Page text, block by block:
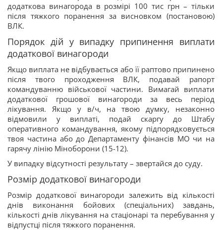
додаткова винагорода в розмірі 100 тис грн – тільки
після тяжкого поранення за висновком (постановою)
ВЛК.
Порядок дій у випадку припинення виплати
додаткової винагороди
Якщо виплата не відбувається або її раптово припинено
після твого проходження ВЛК, подавай рапорт
командуванню військової частини. Вимагай виплати
додаткової грошової винагороди за весь період
лікування. Якщо у в/ч, на твою думку, незаконно
відмовили у виплаті, подай скаргу до Штабу
оперативного командування, якому підпорядковується
твоя частина або до Департаменту фінансів МО чи на
гарячу лінію Міноборони (15-12).
У випадку відсутності результату – звертайся до суду.
Розмір додаткової винагороди
Розмір додаткової винагороди залежить від кількості
днів виконання бойових (спеціальних) завдань,
кількості днів лікування на стаціонарі та перебування у
відпустці після тяжкого поранення.